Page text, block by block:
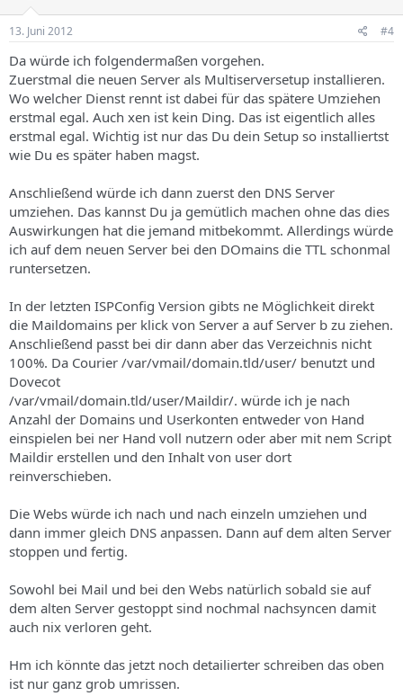
13. Juni 2012 #4
Da würde ich folgendermaßen vorgehen.
Zuerstmal die neuen Server als Multiserversetup installieren.
Wo welcher Dienst rennt ist dabei für das spätere Umziehen
erstmal egal. Auch xen ist kein Ding. Das ist eigentlich alles
erstmal egal. Wichtig ist nur das Du dein Setup so installiertst
wie Du es später haben magst.
Anschließend würde ich dann zuerst den DNS Server
umziehen. Das kannst Du ja gemütlich machen ohne das dies
Auswirkungen hat die jemand mitbekommt. Allerdings würde
ich auf dem neuen Server bei den DOmains die TTL schonmal
runtersetzen.
In der letzten ISPConfig Version gibts ne Möglichkeit direkt
die Maildomains per klick von Server a auf Server b zu ziehen.
Anschließend passt bei dir dann aber das Verzeichnis nicht
100%. Da Courier /var/vmail/domain.tld/user/ benutzt und
Dovecot
/var/vmail/domain.tld/user/Maildir/. würde ich je nach
Anzahl der Domains und Userkonten entweder von Hand
einspielen bei ner Hand voll nutzern oder aber mit nem Script
Maildir erstellen und den Inhalt von user dort
reinverschieben.
Die Webs würde ich nach und nach einzeln umziehen und
dann immer gleich DNS anpassen. Dann auf dem alten Server
stoppen und fertig.
Sowohl bei Mail und bei den Webs natürlich sobald sie auf
dem alten Server gestoppt sind nochmal nachsyncen damit
auch nix verloren geht.
Hm ich könnte das jetzt noch detailierter schreiben das oben
ist nur ganz grob umrissen.